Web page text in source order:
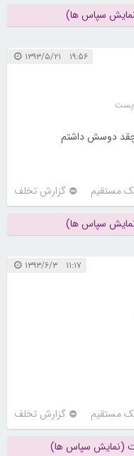
۱۹:۵۶ ۱۳۹۳/۵/۲۱
چقد دوسش داشتم
مستقیم گزارش تخلف
۱۱:۱۷ ۱۳۹۳/۶/۳
مستقیم گزارش تخلف
(نمایش سپاس ها)